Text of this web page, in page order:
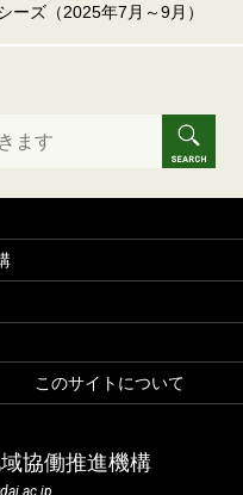
ーズ（2025年7月～9月）
このサイトについて
協働推進機構